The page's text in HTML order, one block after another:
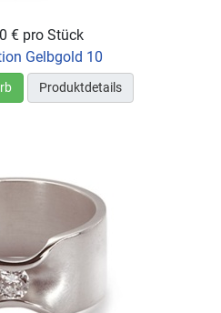
€ pro Stück
Gelbgold 10
Produktdetails